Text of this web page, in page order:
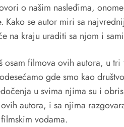
o našim nasleđima,
Kako se autor miri sa
na kraju uraditi sa njom i
osam filmova ovih autora, u
gde smo kao
u svima njima su i
autora, i sa njima
vodama.